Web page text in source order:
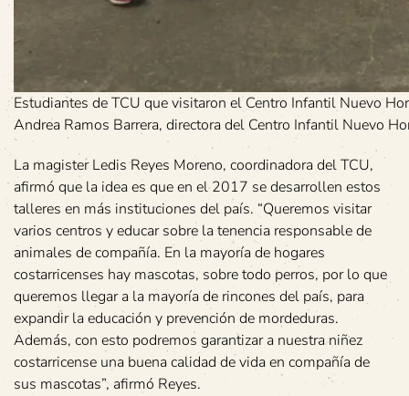
Estudiantes de TCU que visitaron el Centro Infantil Nuevo
Andrea Ramos Barrera, directora del Centro Infantil Nuevo
La magister Ledis Reyes Moreno, coordinadora del TCU,
afirmó que la idea es que en el 2017 se desarrollen estos
talleres en más instituciones del país. “Queremos visitar
varios centros y educar sobre la tenencia responsable de
animales de compañía. En la mayoría de hogares
costarricenses hay mascotas, sobre todo perros, por lo que
queremos llegar a la mayoría de rincones del país, para
expandir la educación y prevención de mordeduras.
Además, con esto podremos garantizar a nuestra niñez
costarricense una buena calidad de vida en compañía de
sus mascotas”, afirmó Reyes.